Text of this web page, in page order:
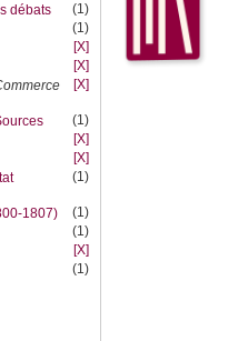
débats
(1)
(1)
[X]
[X]
[X]
(1)
[X]
[X]
(1)
1807)
(1)
(1)
[X]
(1)